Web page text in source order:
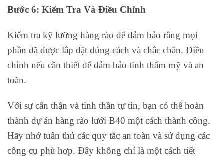
Bước 6: Kiểm Tra Và Điều Chỉnh
Kiểm tra kỹ lưỡng hàng rào để đảm bảo rằng mọi
phần đã được lắp đặt đúng cách và chắc chắn. Điều
chỉnh nếu cần thiết để đảm bảo tính thẩm mỹ và an
toàn.
Với sự cẩn thận và tinh thần tự tin, bạn có thể hoàn
thành dự án hàng rào lưới B40 một cách thành công.
Hãy nhớ tuân thủ các quy tắc an toàn và sử dụng các
công cụ phù hợp. Đây không chỉ là một cách tiết